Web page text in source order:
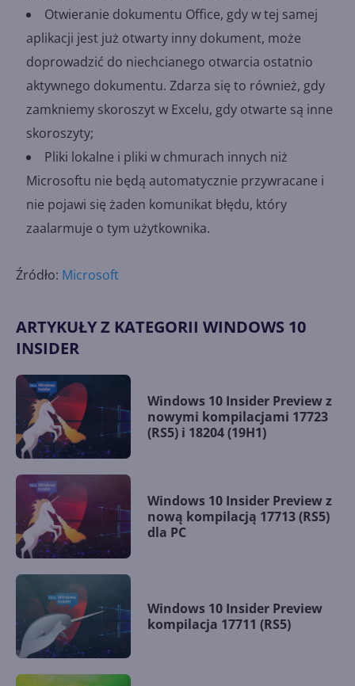
Otwieranie dokumentu Office, gdy w tej samej
aplikacji jest już otwarty inny dokument, może
doprowadzić do niechcianego otwarcia ostatnio
aktywnego dokumentu. Zdarza się to również, gdy
zamkniemy skoroszyt w Excelu, gdy otwarte są inne
skoroszyty;
Pliki lokalne i pliki w chmurach innych niż
Microsoftu nie będą automatycznie przywracane i
nie pojawi się żaden komunikat błędu, który
zaalarmuje o tym użytkownika.
Źródło: Microsoft
ARTYKUŁY Z KATEGORII WINDOWS 10
INSIDER
Windows 10 Insider Preview z
nowymi kompilacjami 17723
(RS5) i 18204 (19H1)
Windows 10 Insider Preview z
nową kompilacją 17713 (RS5)
dla PC
Windows 10 Insider Preview
kompilacja 17711 (RS5)